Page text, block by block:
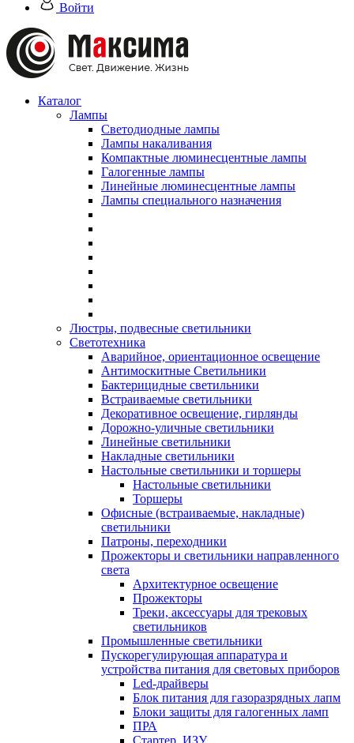
Войти
Каталог
Лампы
Светодиодные лампы
Лампы накаливания
Компактные люминесцентные лампы
Галогенные лампы
Линейные люминесцентные лампы
Лампы специального назначения
Люстры, подвесные светильники
Светотехника
Аварийное, ориентационное освещение
Антимоскитные Светильники
Бактерицидные светильники
Встраиваемые светильники
Декоративное освещение, гирлянды
Дорожно-уличные светильники
Линейные светильники
Накладные светильники
Настольные светильники и торшеры
Настольные светильники
Торшеры
Офисные (встраиваемые, накладные)
светильники
Патроны, переходники
Прожекторы и светильники направленного
света
Архитектурное освещение
Прожекторы
Треки, аксессуары для трековых
светильников
Промышленные светильники
Пускорегулирующая аппаратура и
устройства питания для световых приборов
Led-драйверы
Блок питания для газоразрядных лапм
Блоки защиты для галогенных ламп
ПРА
Стартер, ИЗУ